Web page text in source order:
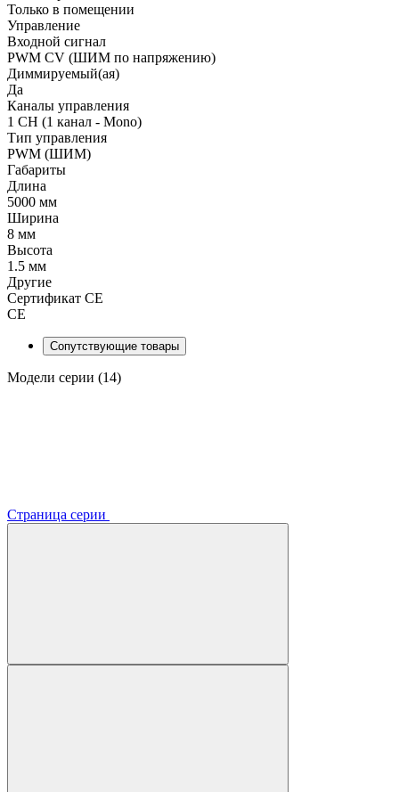
Только в помещении
Управление
Входной сигнал
PWM СV (ШИМ по напряжению)
Диммируемый(ая)
Да
Каналы управления
1 CH (1 канал - Mono)
Тип управления
PWM (ШИМ)
Габариты
Длина
5000 мм
Ширина
8 мм
Высота
1.5 мм
Другие
Сертификат CE
CE
Сопутствующие товары
Модели серии (14)
Страница серии